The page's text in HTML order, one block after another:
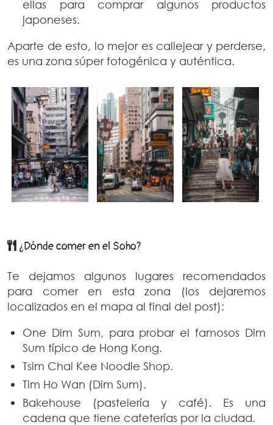
ellas para comprar algunos productos
japoneses.
Aparte de esto, lo mejor es callejear y perderse,
es una zona súper fotogénica y auténtica.
¿Dónde comer en el Soho?
Te dejamos algunos lugares recomendados
para comer en esta zona (los dejaremos
localizados en el mapa al final del post):
One Dim Sum, para probar el famosos Dim
Sum típico de Hong Kong.
Tsim Chai Kee Noodle Shop.
Tim Ho Wan (Dim Sum).
Bakehouse (pastelería y café). Es una
cadena que tiene cafeterías por la ciudad.